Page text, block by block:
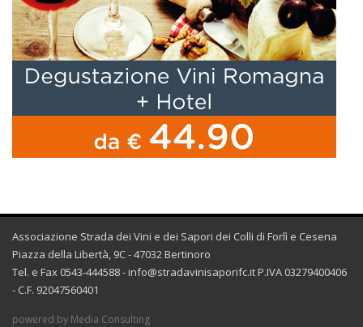
Associazione Strada dei Vini e dei Sapori dei Colli di Forlì e Cesena
Piazza della Libertà, 9C - 47032 Bertinoro
Tel. e Fax 0543-444588 - info@stradavinisaporifc.it P.IVA 03279400406
- C.F. 92047560401
powered by Media Consulting